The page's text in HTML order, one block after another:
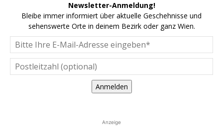
Newsletter-Anmeldung!
Bleibe immer informiert über aktuelle Geschehnisse und
sehenswerte Orte in deinem Bezirk oder ganz Wien.
Anmelden
Anzeige